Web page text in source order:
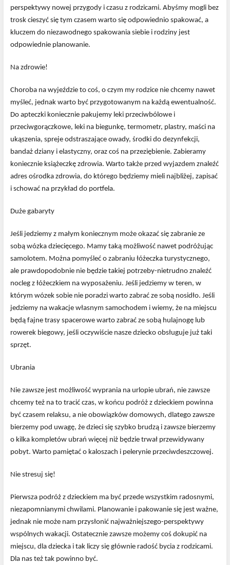
perspektywy nowej przygody i czasu z rodzicami. Abyśmy mogli bez
trosk cieszyć się tym czasem warto się odpowiednio spakować, a
kluczem do niezawodnego spakowania siebie i rodziny jest
odpowiednie planowanie.
Na zdrowie!
Choroba na wyjeździe to coś, o czym my rodzice nie chcemy nawet
myśleć, jednak warto być przygotowanym na każdą ewentualność.
Do apteczki koniecznie pakujemy leki przeciwbólowe i
przeciwgorączkowe, leki na biegunkę, termometr, plastry, maści na
ukąszenia, spreje odstraszające owady, środki do dezynfekcji,
bandaż dziany i elastyczny, oraz coś na przeziębienie. Zabieramy
koniecznie książeczkę zdrowia. Warto także przed wyjazdem znaleźć
adres ośrodka zdrowia, do którego będziemy mieli najbliżej, zapisać
i schować na przykład do portfela.
Duże gabaryty
Jeśli jedziemy z małym koniecznym może okazać się zabranie ze
sobą wózka dziecięcego. Mamy taką możliwość nawet podróżując
samolotem. Można pomyśleć o zabraniu łóżeczka turystycznego,
ale prawdopodobnie nie będzie takiej potrzeby-nietrudno znaleźć
nocleg z łóżeczkiem na wyposażeniu. Jeśli jedziemy w teren, w
którym wózek sobie nie poradzi warto zabrać ze sobą nosidło. Jeśli
jedziemy na wakacje własnym samochodem i wiemy, że na miejscu
będą fajne trasy spacerowe warto zabrać ze sobą hulajnogę lub
rowerek biegowy, jeśli oczywiście nasze dziecko obsługuje już taki
sprzęt.
Ubrania
Nie zawsze jest możliwość wyprania na urlopie ubrań, nie zawsze
chcemy też na to tracić czas, w końcu podróż z dzieckiem powinna
być czasem relaksu, a nie obowiązków domowych, dlatego zawsze
bierzemy pod uwagę, że dzieci się szybko brudzą i zawsze bierzemy
o kilka kompletów ubrań więcej niż będzie trwał przewidywany
pobyt. Warto pamiętać o kaloszach i pelerynie przeciwdeszczowej.
Nie stresuj się!
Pierwsza podróż z dzieckiem ma być przede wszystkim radosnymi,
niezapomnianymi chwilami. Planowanie i pakowanie się jest ważne,
jednak nie może nam przysłonić najważniejszego-perspektywy
wspólnych wakacji. Ostatecznie zawsze możemy coś dokupić na
miejscu, dla dziecka i tak liczy się głównie radość bycia z rodzicami.
Dla nas też tak powinno być.